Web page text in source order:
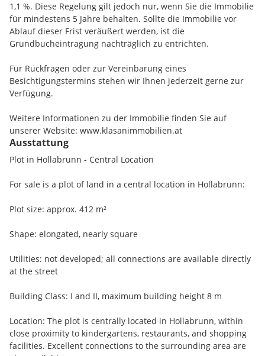
1,1 %. Diese Regelung gilt jedoch nur, wenn Sie die Immobilie
für mindestens 5 Jahre behalten. Sollte die Immobilie vor
Ablauf dieser Frist veräußert werden, ist die
Grundbucheintragung nachträglich zu entrichten.
Für Rückfragen oder zur Vereinbarung eines
Besichtigungstermins stehen wir Ihnen jederzeit gerne zur
Verfügung.
Weitere Informationen zu der Immobilie finden Sie auf
unserer Website: www.klasanimmobilien.at
Ausstattung
Plot in Hollabrunn - Central Location
For sale is a plot of land in a central location in Hollabrunn:
Plot size: approx. 412 m²
Shape: elongated, nearly square
Utilities: not developed; all connections are available directly
at the street
Building Class: I and II, maximum building height 8 m
Location: The plot is centrally located in Hollabrunn, within
close proximity to kindergartens, restaurants, and shopping
facilities. Excellent connections to the surrounding area are